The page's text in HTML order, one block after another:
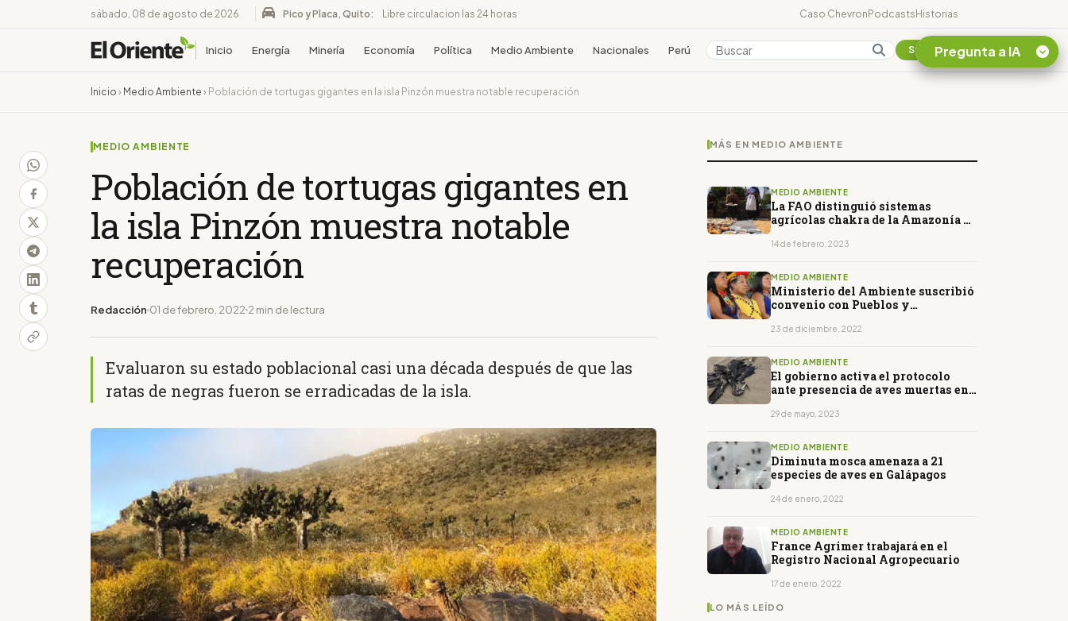
sábado, 08 de agosto de 2026 Pico y Placa, Quito: Libre circulacion las 24 horas Caso ChevronPodcastsHistorias
Inicio Energía Minería Economía Política Medio Ambiente Nacionales Perú Colombia Suscribirse
Inicio › Medio Ambiente › Población de tortugas gigantes en la isla Pinzón muestra notable recuperación
MEDIO AMBIENTE
Población de tortugas gigantes en
la isla Pinzón muestra notable
recuperación
Redacción 01 de febrero, 2022 2 min de lectura
Evaluaron su estado poblacional casi una década después de que las
ratas de negras fueron se erradicadas de la isla.
MÁS EN MEDIO AMBIENTE
MEDIO AMBIENTE
La FAO distinguió sistemas
agrícolas chakra de la Amazonía y
14 de febrero, 2023
MEDIO AMBIENTE
Ministerio del Ambiente suscribió
convenio con Pueblos y
23 de diciembre, 2022
MEDIO AMBIENTE
El gobierno activa el protocolo
ante presencia de aves muertas en
29 de mayo, 2023
MEDIO AMBIENTE
Diminuta mosca amenaza a 21
especies de aves en Galápagos
24 de enero, 2022
MEDIO AMBIENTE
France Agrimer trabajará en el
Registro Nacional Agropecuario
17 de enero, 2022
LO MÁS LEÍDO
Pregunta a IA
¿En que consiste la